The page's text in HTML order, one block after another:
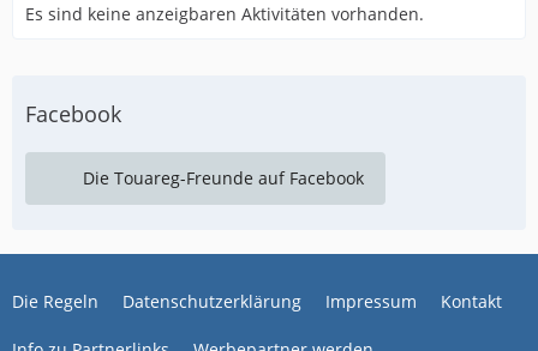
Es sind keine anzeigbaren Aktivitäten vorhanden.
Facebook
Die Touareg-Freunde auf Facebook
Die Regeln Datenschutzerklärung Impressum Kontakt